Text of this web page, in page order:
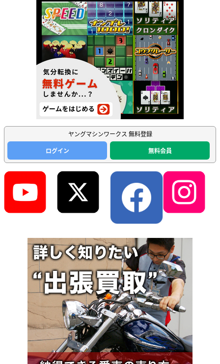
ヤングマシンワークス 無料登録
ログイン
無料会員